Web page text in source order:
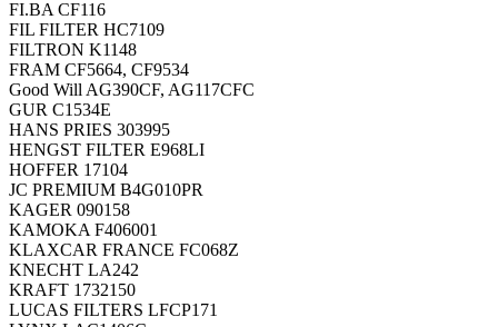
FI.BA CF116
FIL FILTER HC7109
FILTRON K1148
FRAM CF5664, CF9534
Good Will AG390CF, AG117CFC
GUR C1534E
HANS PRIES 303995
HENGST FILTER E968LI
HOFFER 17104
JC PREMIUM B4G010PR
KAGER 090158
KAMOKA F406001
KLAXCAR FRANCE FC068Z
KNECHT LA242
KRAFT 1732150
LUCAS FILTERS LFCP171